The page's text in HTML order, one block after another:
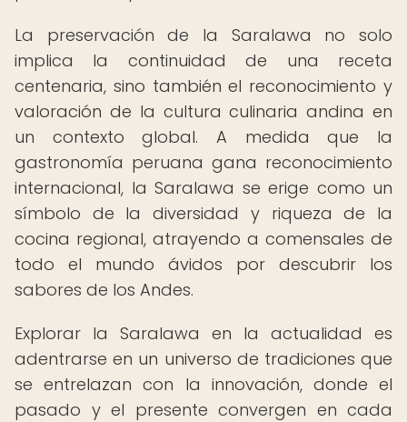
La preservación de la Saralawa no solo
implica la continuidad de una receta
centenaria, sino también el reconocimiento y
valoración de la cultura culinaria andina en
un contexto global. A medida que la
gastronomía peruana gana reconocimiento
internacional, la Saralawa se erige como un
símbolo de la diversidad y riqueza de la
cocina regional, atrayendo a comensales de
todo el mundo ávidos por descubrir los
sabores de los Andes.
Explorar la Saralawa en la actualidad es
adentrarse en un universo de tradiciones que
se entrelazan con la innovación, donde el
pasado y el presente convergen en cada